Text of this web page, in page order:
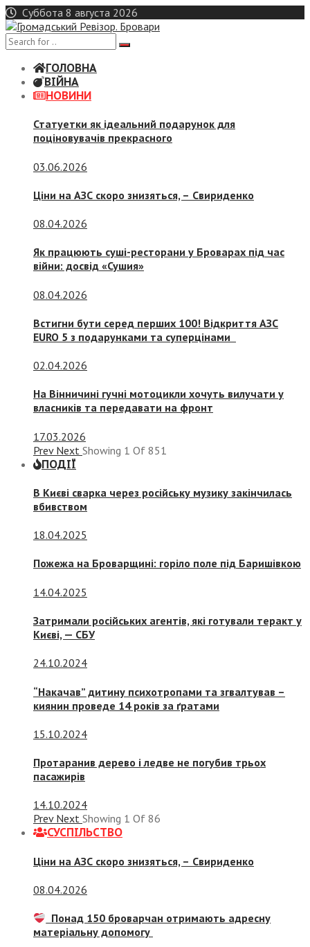
Skip
to
content
Суббота 8 августа 2026
ГОЛОВНА
ВІЙНА
НОВИНИ
Статуетки як ідеальний подарунок для
поціновувачів прекрасного
03.06.2026
Ціни на АЗС скоро знизяться, – Свириденко
08.04.2026
Як працюють суші-ресторани у Броварах під час
війни: досвід «Сушия»
08.04.2026
Встигни бути серед перших 100! Відкриття АЗС
EURO 5 з подарунками та суперцінами
02.04.2026
На Вінничині гучні мотоцикли хочуть вилучати у
власників та передавати на фронт
17.03.2026
Prev Next Showing 1 Of 851
ПОДІЇ
В Києві сварка через російську музику закінчилась
вбивством
18.04.2025
Пожежа на Броварщині: горіло поле під Баришівкою
14.04.2025
Затримали російських агентів, які готували теракт у
Києві, — СБУ
24.10.2024
“Накачав” дитину психотропами та згвалтував –
киянин проведе 14 років за ґратами
15.10.2024
Протаранив дерево і ледве не погубив трьох
пасажирів
14.10.2024
Prev Next Showing 1 Of 86
СУСПIЛЬСТВО
Ціни на АЗС скоро знизяться, – Свириденко
08.04.2026
Понад 150 броварчан отримають адресну
матеріальну допомогу